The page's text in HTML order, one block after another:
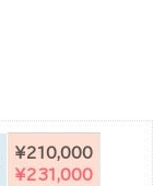
¥210,000
¥231,000